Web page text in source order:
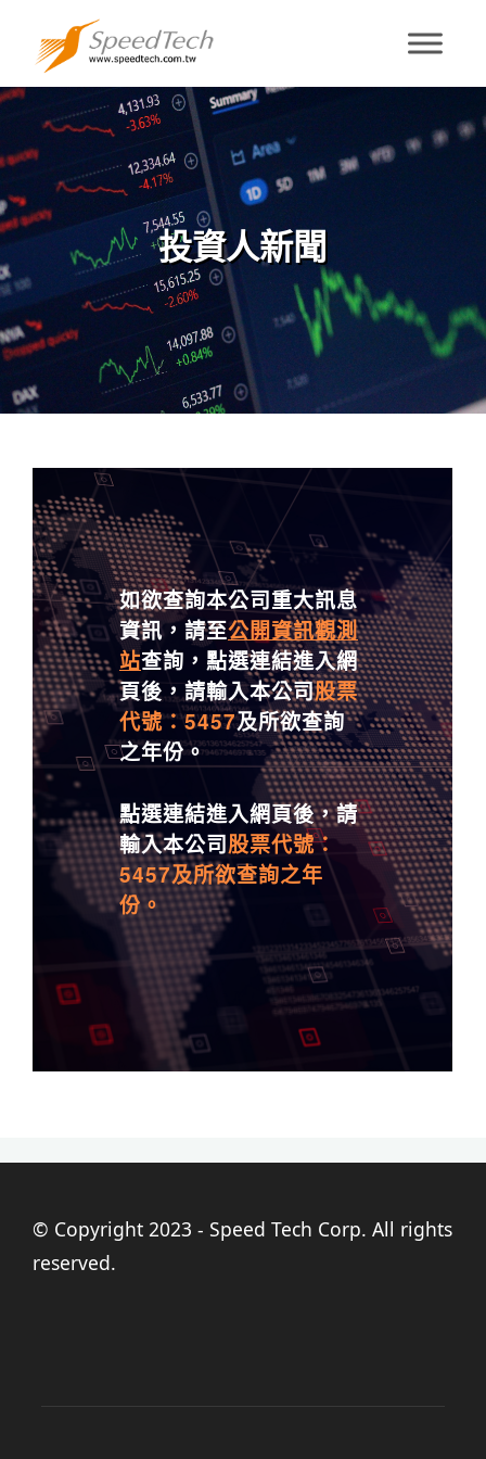
投資人新聞
投資人新聞
如欲查詢本公司重大訊息
資訊，請至公開資訊觀測
站查詢，點選連結進入網
頁後，請輸入本公司股票
代號：5457及所欲查詢
之年份。
點選連結進入網頁後，請
輸入本公司股票代號：
5457及所欲查詢之年
份。
© Copyright 2023 - Speed Tech Corp. All rights
reserved.